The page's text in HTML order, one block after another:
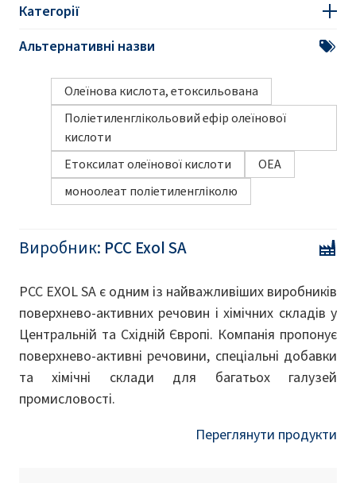
Категорії
Альтернативні назви
Олеїнова кислота, етоксильована
Поліетиленглікольовий ефір олеїнової
кислоти
Етоксилат олеїнової кислоти
OEA
моноолеат поліетиленгліколю
Виробник: PCC Exol SA
PCC EXOL SA є одним із найважливіших виробників
поверхнево-активних речовин і хімічних складів у
Центральній та Східній Європі. Компанія пропонує
поверхнево-активні речовини, спеціальні добавки
та хімічні склади для багатьох галузей
промисловості.
Переглянути продукти